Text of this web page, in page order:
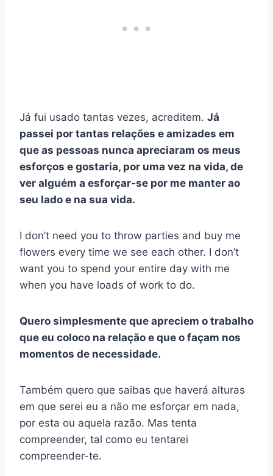
Já fui usado tantas vezes, acreditem. Já
passei por tantas relações e amizades em
que as pessoas nunca apreciaram os meus
esforços e gostaria, por uma vez na vida, de
ver alguém a esforçar-se por me manter ao
seu lado e na sua vida.
I don’t need you to throw parties and buy me
flowers every time we see each other. I don’t
want you to spend your entire day with me
when you have loads of work to do.
Quero simplesmente que apreciem o trabalho
que eu coloco na relação e que o façam nos
momentos de necessidade.
Também quero que saibas que haverá alturas
em que serei eu a não me esforçar em nada,
por esta ou aquela razão. Mas tenta
compreender, tal como eu tentarei
compreender-te.